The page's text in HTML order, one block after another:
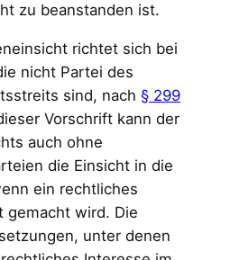
zu beanstanden ist.
richtet sich bei
nicht Partei des
sind, nach § 299
Vorschrift kann der
auch ohne
die Einsicht in die
ein rechtliches
gemacht wird. Die
unter denen